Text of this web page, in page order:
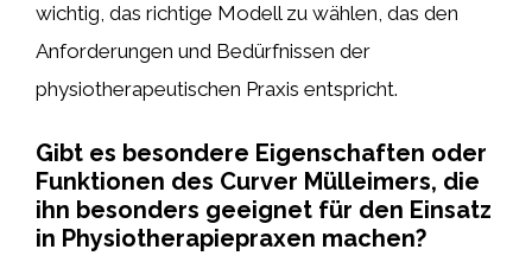
wichtig, das richtige Modell zu wählen, das den
Anforderungen und Bedürfnissen der
physiotherapeutischen Praxis entspricht.
Gibt es besondere Eigenschaften oder
Funktionen des Curver Mülleimers, die
ihn besonders geeignet für den Einsatz
in Physiotherapiepraxen machen?